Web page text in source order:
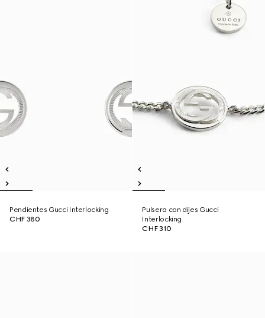
Pendientes Gucci Interlocking
CHF 380
Pulsera con dijes Gucci
Interlocking
CHF 310